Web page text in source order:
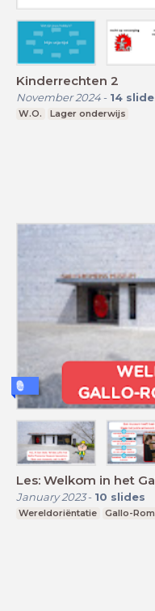
Kinderrechten 2
November 2024- 14
W.O. Lager onderwijs
Les: Welkom in het
January 2023- 10 slides
Wereldoriëntatie Gallo-